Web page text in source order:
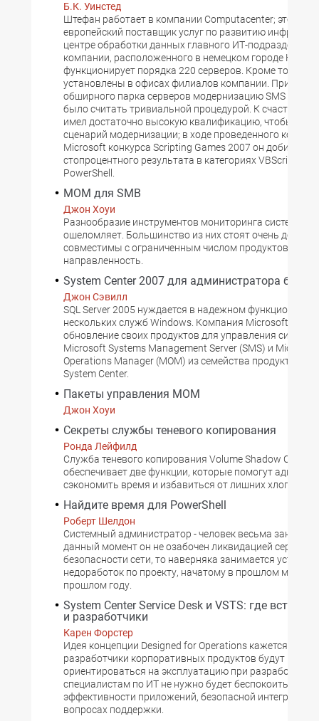
Б.К. Уинстед
Штефан работает в компании Computacenter; это
европейский поставщик услуг по развитию
центре обработки данных главного ИТ-подразделения
компании, расположенного в немецком городе
функционирует порядка 220 серверов. Кроме того,
установлены в офисах филиалов компании. При
обширного парка серверов модернизацию SMS никак
было считать тривиальной процедурой. К счастью,
имел достаточно высокую квалификацию, чтобы
сценарий модернизации; в ходе проведенного
Microsoft конкурса Scripting Games 2007 он добился
стопроцентного результата в категориях VBScript и
PowerShell.
MOM для SMB
Джон Хоуи
Разнообразие инструментов мониторинга систем и
ошеломляет. Большинство из них стоят очень дорого,
совместимы с ограниченным числом продуктов и
направленность.
System Center 2007 для администратора базы
Джон Сэвилл
SQL Server 2005 нуждается в надежном
нескольких служб Windows. Компания Microsoft
обновление своих продуктов для управления
Microsoft Systems Management Server (SMS) и Microsoft
Operations Manager (MOM) из семейства продуктов
System Center.
Пакеты управления MOM
Джон Хоуи
Секреты службы теневого копирования
Ронда Лейфилд
Служба теневого копирования Volume Shadow Copy
обеспечивает две функции, которые помогут
сэкономить время и избавиться от лишних хлопот.
Найдите время для PowerShell
Роберт Шелдон
Системный администратор - человек весьма занятой.
данный момент он не озабочен ликвидацией
безопасности сети, то наверняка занимается
недоработок по проекту, начатому в прошлом месяце,
прошлом году.
System Center Service Desk и VSTS: где
и разработчики
Карен Форстер
Идея концепции Designed for Operations кажется
разработчики корпоративных продуктов будут
ориентироваться на эксплуатацию при разработке
специалистам по ИТ не нужно будет беспокоиться об
эффективности приложений, безопасной интеграции
вопросах поддержки.